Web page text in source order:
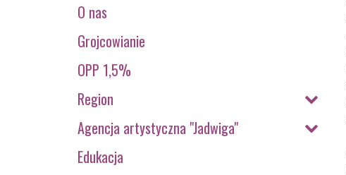
O nas
Grojcowianie
OPP 1,5%
Region
Agencja artystyczna "Jadwiga"
Edukacja